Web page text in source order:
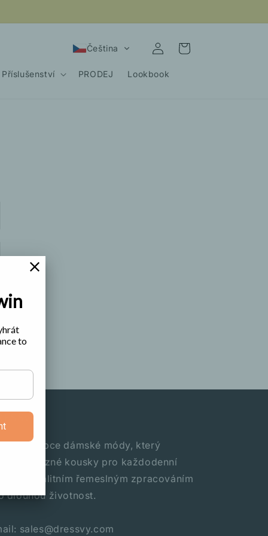
Příslušenství PRODEJ Lookbook
Čeština
Přihlásit
Košík
výrobce dámské módy, který
výrazné kousky pro každodenní
s kvalitním řemeslným zpracováním
dlouhou životnost.
sales@dressvy.com
to